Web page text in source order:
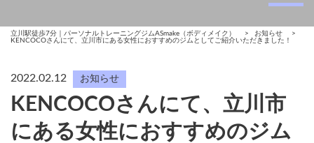
立川駅徒歩7分｜パーソナルトレーニングジムASmake（ボディメイク） > お知らせ
>
KENCOCOさんにて、立川市にある女性におすすめのジムとしてご紹介いただきました！
2022.02.12 お知らせ
KENCOCOさんにて、立川市
にある女性におすすめのジム